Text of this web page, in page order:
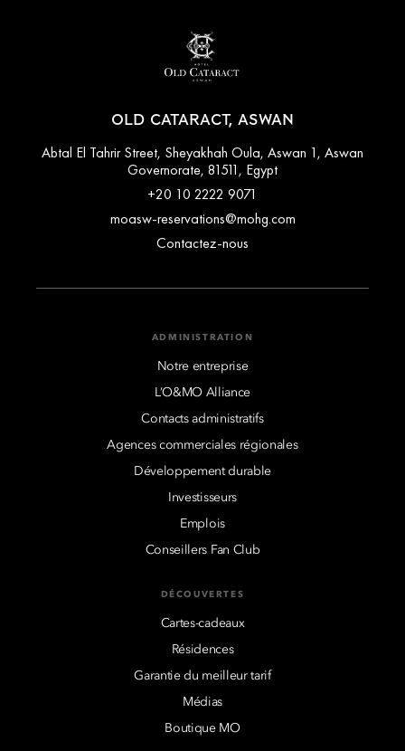
OLD CATARACT, ASWAN
Abtal El Tahrir Street, Sheyakhah Oula, Aswan 1, Aswan
Governorate, 81511, Egypt
+20 10 2222 9071
moasw-reservations@mohg.com
Contactez-nous
ADMINISTRATION
Notre entreprise
L’O&MO Alliance
Contacts administratifs
Agences commerciales régionales
Développement durable
Investisseurs
Emplois
Conseillers Fan Club
DÉCOUVERTES
Cartes-cadeaux
Résidences
Garantie du meilleur tarif
Médias
Boutique MO